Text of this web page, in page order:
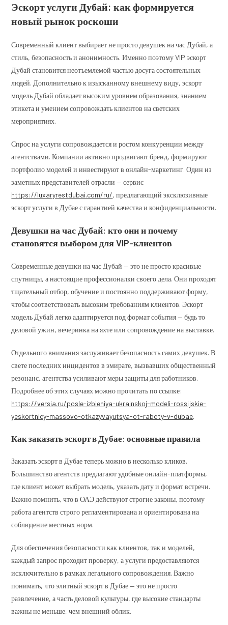
Эскорт услуги Дубай: как формируется
новый рынок роскоши
Современный клиент выбирает не просто девушек на час Дубай, а
стиль, безопасность и анонимность. Именно поэтому VIP эскорт
Дубай становится неотъемлемой частью досуга состоятельных
людей. Дополнительно к изысканному внешнему виду, эскорт
модель Дубай обладает высоким уровнем образования, знанием
этикета и умением сопровождать клиентов на светских
мероприятиях.
Спрос на услуги сопровождается и ростом конкуренции между
агентствами. Компании активно продвигают бренд, формируют
портфолио моделей и инвестируют в онлайн-маркетинг. Один из
заметных представителей отрасли — сервис
https://luxaryrestdubai.com/ru/, предлагающий эксклюзивные
эскорт услуги в Дубае с гарантией качества и конфиденциальности.
Девушки на час Дубай: кто они и почему
становятся выбором для VIP-клиентов
Современные девушки на час Дубай — это не просто красивые
спутницы, а настоящие профессионалки своего дела. Они проходят
тщательный отбор, обучение и постоянно поддерживают форму,
чтобы соответствовать высоким требованиям клиентов. Эскорт
модель Дубай легко адаптируется под формат события — будь то
деловой ужин, вечеринка на яхте или сопровождение на выставке.
Отдельного внимания заслуживает безопасность самих девушек. В
свете последних инцидентов в эмирате, вызвавших общественный
резонанс, агентства усиливают меры защиты для работников.
Подробнее об этих случаях можно прочитать по ссылке:
https://versia.ru/posle-izbieniya-ukrainskoj-modeli-rossijskie-
yeskortnicy-massovo-otkazyvayutsya-ot-raboty-v-dubae.
Как заказать эскорт в Дубае: основные правила
Заказать эскорт в Дубае теперь можно в несколько кликов.
Большинство агентств предлагают удобные онлайн-платформы,
где клиент может выбрать модель, указать дату и формат встречи.
Важно помнить, что в ОАЭ действуют строгие законы, поэтому
работа агентств строго регламентирована и ориентирована на
соблюдение местных норм.
Для обеспечения безопасности как клиентов, так и моделей,
каждый запрос проходит проверку, а услуги предоставляются
исключительно в рамках легального сопровождения. Важно
понимать, что элитный эскорт в Дубае — это не просто
развлечение, а часть деловой культуры, где высокие стандарты
важны не меньше, чем внешний облик.